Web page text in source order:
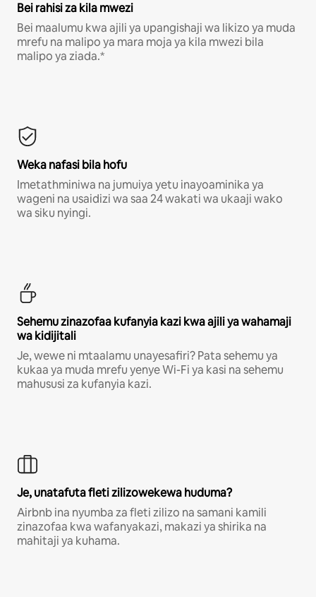
Bei rahisi za kila mwezi
Bei maalumu kwa ajili ya upangishaji wa likizo ya muda
mrefu na malipo ya mara moja ya kila mwezi bila
malipo ya ziada.*
Weka nafasi bila hofu
Imetathminiwa na jumuiya yetu inayoaminika ya
wageni na usaidizi wa saa 24 wakati wa ukaaji wako
wa siku nyingi.
Sehemu zinazofaa kufanyia kazi kwa ajili ya wahamaji
wa kidijitali
Je, wewe ni mtaalamu unayesafiri? Pata sehemu ya
kukaa ya muda mrefu yenye Wi-Fi ya kasi na sehemu
mahususi za kufanyia kazi.
Je, unatafuta fleti zilizowekewa huduma?
Airbnb ina nyumba za fleti zilizo na samani kamili
zinazofaa kwa wafanyakazi, makazi ya shirika na
mahitaji ya kuhama.